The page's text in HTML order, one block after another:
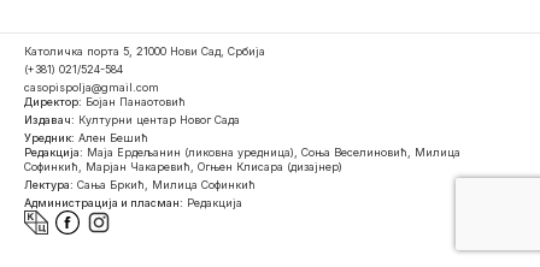
Католичка порта 5, 21000 Нови Сад, Србија
(+381) 021/524-584
casopispolja@gmail.com
Директор: Бојан Панаотовић
Издавач: Културни центар Новог Сада
Уредник: Ален Бешић
Редакција: Маја Ердељанин (ликовна уредница), Соња Веселиновић, Милица
Софинкић, Марјан Чакаревић, Огњен Клисара (дизајнер)
Лектура: Сања Бркић, Милица Софинкић
Администрација и пласман: Редакција